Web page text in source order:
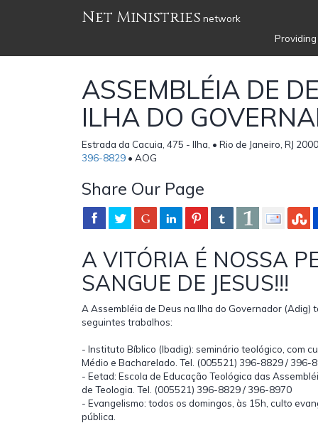
Net Ministries network
ASSEMBLÉIA DE
ILHA DO
Estrada da Cacuia, 475 - Ilha, • Rio de Janeiro, RJ
396-8829 • AOG
Share Our Page
A VITÓRIA É NOSSA
SANGUE DE JESUS!!!
A Assembléia de Deus na Ilha do Governador (Adig)
seguintes trabalhos:
- Instituto Bíblico (Ibadig): seminário teológico, com
Médio e Bacharelado. Tel. (005521) 396-8829 / 396-
- Eetad: Escola de Educação Teológica das
de Teologia. Tel. (005521) 396-8829 / 396-8970
- Evangelismo: todos os domingos, às 15h, culto
pública.